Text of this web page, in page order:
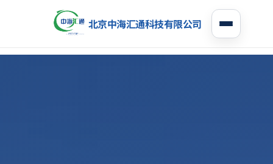
北京中海汇通科技有限公司